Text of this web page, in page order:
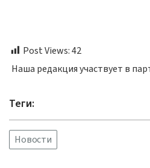
Post Views:42
Наша редакция участвует в
Теги:
Новости